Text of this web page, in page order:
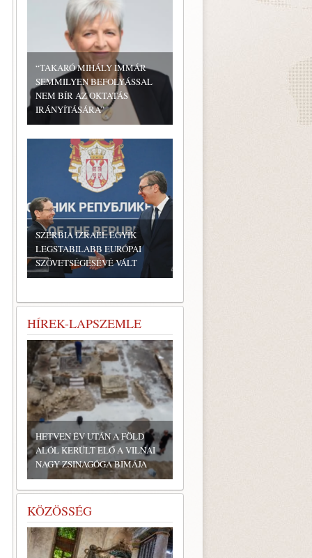
“TAKARÓ MIHÁLY IMMÁR
SEMMILYEN BEFOLYÁSSAL
NEM BÍR AZ OKTATÁS
IRÁNYÍTÁSÁRA”
SZERBIA IZRAEL EGYIK
LEGSTABILABB EURÓPAI
SZÖVETSÉGESÉVÉ VÁLT
HÍREK-LAPSZEMLE
HETVEN ÉV UTÁN A FÖLD
ALÓL KERÜLT ELŐ A VILNAI
NAGY ZSINAGÓGA BIMÁJA
KÖZÖSSÉG